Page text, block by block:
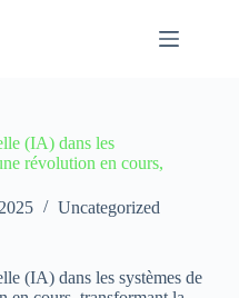
(IA) dans les
révolution en cours,
Uncategorized
(IA) dans les systèmes de